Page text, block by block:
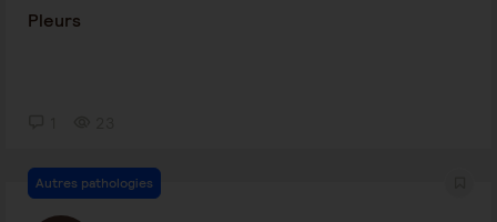
Pleurs
Autres pathologies